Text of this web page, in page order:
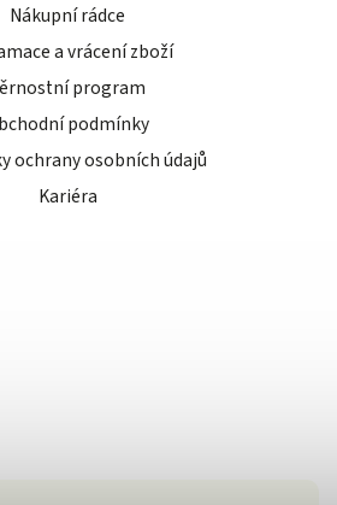
Nákupní rádce
a vrácení zboží
program
podmínky
ochrany osobních údajů
Kariéra